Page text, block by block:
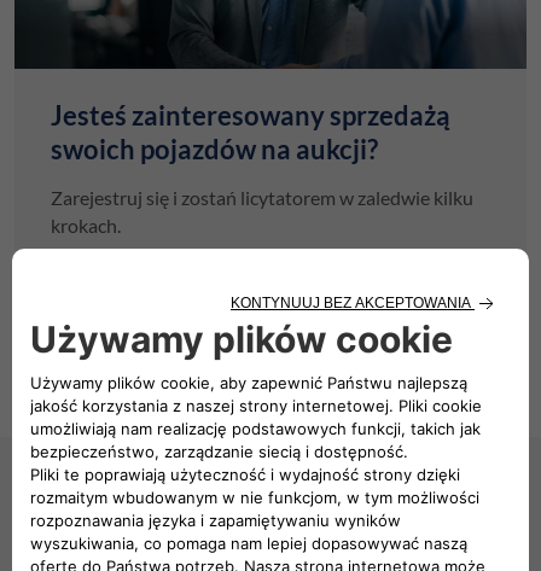
Jesteś zainteresowany sprzedażą
swoich pojazdów na aukcji?
Zarejestruj się i zostań licytatorem w zaledwie kilku
krokach.
Łatwiej, szybciej, bezpieczniej